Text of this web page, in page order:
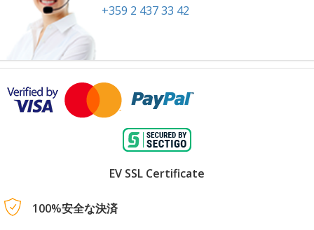
+359 2 437 33 42
EV SSL Certificate
100%安全な決済